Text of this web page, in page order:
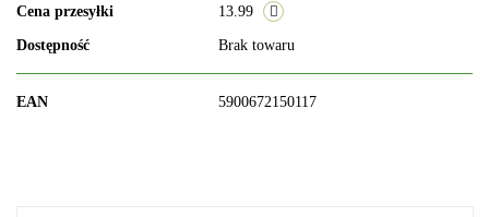
Cena przesyłki 13.99
Dostępność Brak towaru
EAN 5900672150117